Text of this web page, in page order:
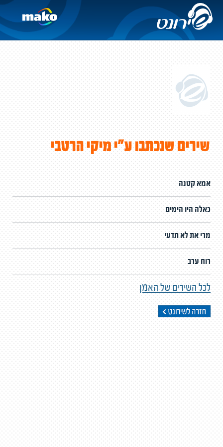
שירים שנכתבו ע"י מיקי הרטבי
אמא קטנה
כאלה היו הימים
מרי את לא תדעי
רוח ערב
לכל השירים של האמן